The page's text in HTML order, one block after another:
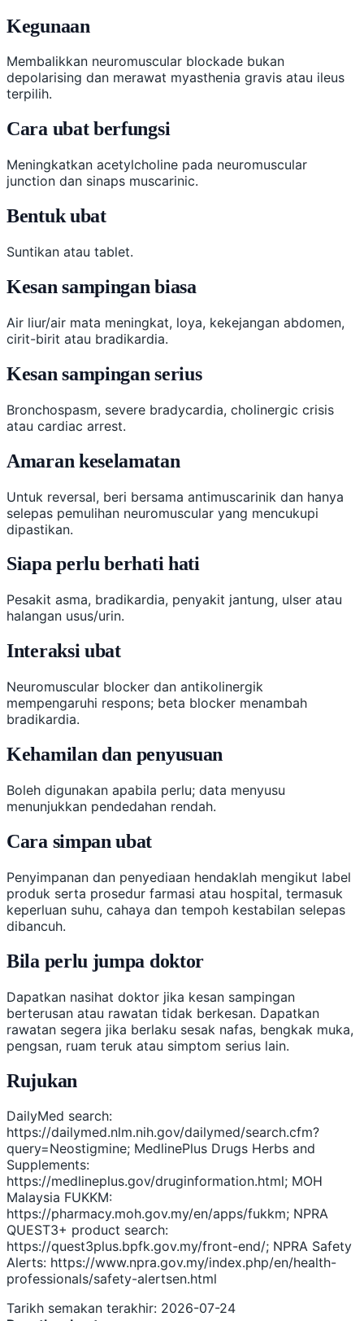
Kegunaan
Membalikkan neuromuscular blockade bukan
depolarising dan merawat myasthenia gravis atau ileus
terpilih.
Cara ubat berfungsi
Meningkatkan acetylcholine pada neuromuscular
junction dan sinaps muscarinic.
Bentuk ubat
Suntikan atau tablet.
Kesan sampingan biasa
Air liur/air mata meningkat, loya, kekejangan abdomen,
cirit-birit atau bradikardia.
Kesan sampingan serius
Bronchospasm, severe bradycardia, cholinergic crisis
atau cardiac arrest.
Amaran keselamatan
Untuk reversal, beri bersama antimuscarinik dan hanya
selepas pemulihan neuromuscular yang mencukupi
dipastikan.
Siapa perlu berhati hati
Pesakit asma, bradikardia, penyakit jantung, ulser atau
halangan usus/urin.
Interaksi ubat
Neuromuscular blocker dan antikolinergik
mempengaruhi respons; beta blocker menambah
bradikardia.
Kehamilan dan penyusuan
Boleh digunakan apabila perlu; data menyusu
menunjukkan pendedahan rendah.
Cara simpan ubat
Penyimpanan dan penyediaan hendaklah mengikut label
produk serta prosedur farmasi atau hospital, termasuk
keperluan suhu, cahaya dan tempoh kestabilan selepas
dibancuh.
Bila perlu jumpa doktor
Dapatkan nasihat doktor jika kesan sampingan
berterusan atau rawatan tidak berkesan. Dapatkan
rawatan segera jika berlaku sesak nafas, bengkak muka,
pengsan, ruam teruk atau simptom serius lain.
Rujukan
DailyMed search:
https://dailymed.nlm.nih.gov/dailymed/search.cfm?
query=Neostigmine; MedlinePlus Drugs Herbs and
Supplements:
https://medlineplus.gov/druginformation.html; MOH
Malaysia FUKKM:
https://pharmacy.moh.gov.my/en/apps/fukkm; NPRA
QUEST3+ product search:
https://quest3plus.bpfk.gov.my/front-end/; NPRA Safety
Alerts: https://www.npra.gov.my/index.php/en/health-
professionals/safety-alertsen.html
Tarikh semakan terakhir: 2026-07-24